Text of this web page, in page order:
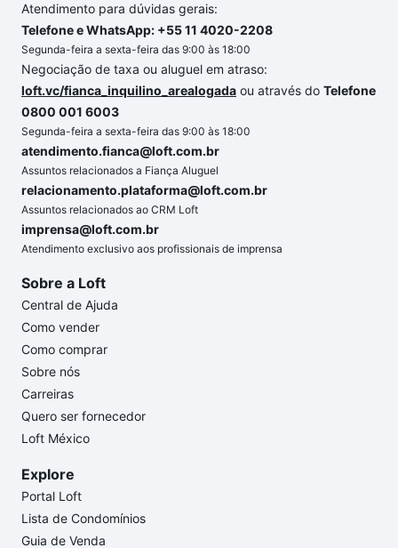
Atendimento para dúvidas gerais:
Telefone e WhatsApp: +55 11 4020-2208
Segunda-feira a sexta-feira das 9:00 às 18:00
Negociação de taxa ou aluguel em atraso:
loft.vc/fianca_inquilino_arealogada ou através do Telefone
0800 001 6003
Segunda-feira a sexta-feira das 9:00 às 18:00
atendimento.fianca@loft.com.br
Assuntos relacionados a Fiança Aluguel
relacionamento.plataforma@loft.com.br
Assuntos relacionados ao CRM Loft
imprensa@loft.com.br
Atendimento exclusivo aos profissionais de imprensa
Sobre a Loft
Central de Ajuda
Como vender
Como comprar
Sobre nós
Carreiras
Quero ser fornecedor
Loft México
Explore
Portal Loft
Lista de Condomínios
Guia de Venda